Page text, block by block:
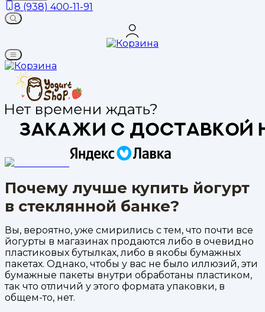
8 (938) 400-11-91
Почему лучше купить йогурт
в стеклянной банке?
Вы, вероятно, уже смирились с тем, что почти все
йогурты в магазинах продаются либо в очевидно
пластиковых бутылках, либо в якобы бумажных
пакетах. Однако, чтобы у вас не было иллюзий, эти
бумажные пакеты внутри обработаны пластиком,
так что отличий у этого формата упаковки, в
общем-то, нет.